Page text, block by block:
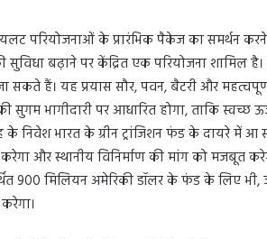
परियोजनाओं के प्रारंभिक पैकेज का समर्थन
बढ़ाने पर केंद्रित एक परियोजना शामिल
हैं। यह प्रयास सौर, पवन, बैटरी और
सुगम भागीदारी पर आधारित होगा, ताकि स्वच्छ
निवेश भारत के ग्रीन ट्रांजिशन फंड के दायरे में
और स्थानीय विनिर्माण की मांग को मजबूत
900 मिलियन अमेरिकी डॉलर के फंड के लिए भी,